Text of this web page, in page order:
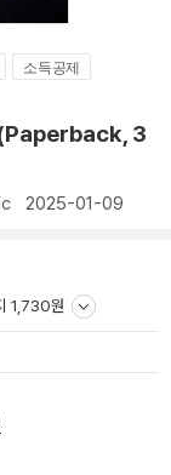
소득공제
3
2025-01-09
1,730원